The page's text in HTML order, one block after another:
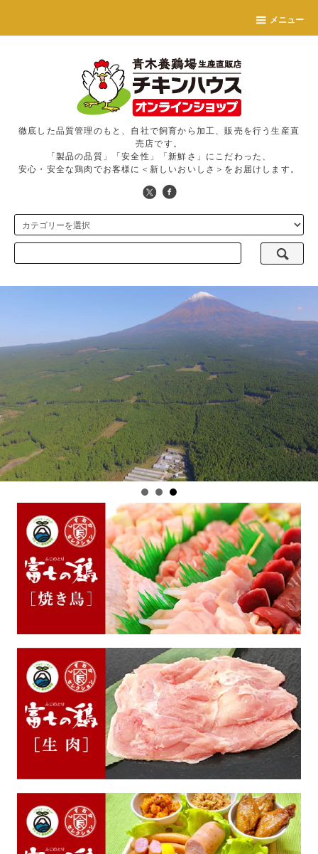
メニュー
徹底した品質管理のもと、自社で飼育から加工、販売を行う生産直
売店です。
「製品の品質」「安全性」「新鮮さ」にこだわった、
安心・安全な鶏肉でお客様に＜新しいおいしさ＞をお届けします。